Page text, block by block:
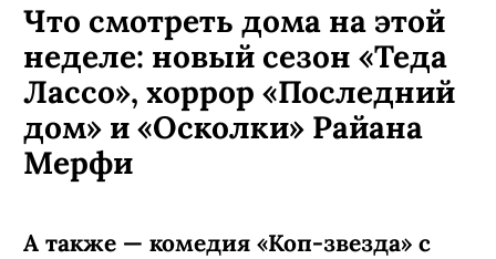
Что смотреть дома на этой
неделе: новый сезон «Теда
Лассо», хоррор «Последний
дом» и «Осколки» Райана
Мерфи
А также — комедия «Коп-звезда» с